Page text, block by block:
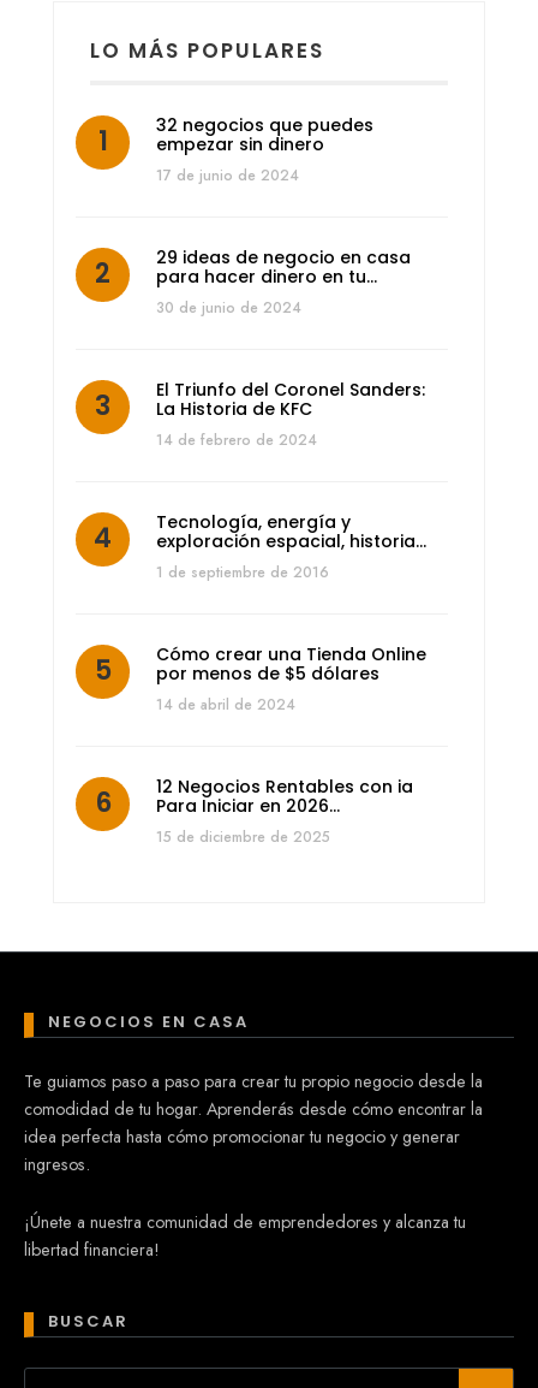
LO MÁS POPULARES
32 negocios que puedes
empezar sin dinero
17 de junio de 2024
29 ideas de negocio en casa
para hacer dinero en tu…
30 de junio de 2024
El Triunfo del Coronel Sanders:
La Historia de KFC
14 de febrero de 2024
Tecnología, energía y
exploración espacial, historia…
1 de septiembre de 2016
Cómo crear una Tienda Online
por menos de $5 dólares
14 de abril de 2024
12 Negocios Rentables con ia
Para Iniciar en 2026…
15 de diciembre de 2025
NEGOCIOS EN CASA
Te guiamos paso a paso para crear tu propio negocio desde la
comodidad de tu hogar. Aprenderás desde cómo encontrar la
idea perfecta hasta cómo promocionar tu negocio y generar
ingresos.
¡Únete a nuestra comunidad de emprendedores y alcanza tu
libertad financiera!
BUSCAR